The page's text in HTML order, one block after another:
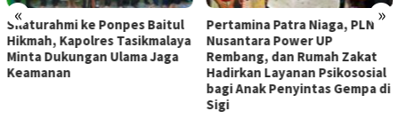
« »
Silaturahmi ke Ponpes Baitul
Hikmah, Kapolres Tasikmalaya
Minta Dukungan Ulama Jaga
Keamanan
Pertamina Patra Niaga, PLN
Nusantara Power UP
Rembang, dan Rumah Zakat
Hadirkan Layanan Psikososial
bagi Anak Penyintas Gempa di
Sigi